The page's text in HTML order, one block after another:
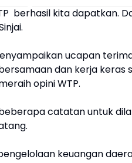
berhasil kita dapatkan.
ucapan
dan kerja keras
opini WTP.
catatan untuk
keuangan